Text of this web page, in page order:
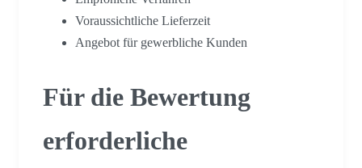
Voraussichtliche Lieferzeit
Angebot für gewerbliche Kunden
Für die Bewertung
erforderliche